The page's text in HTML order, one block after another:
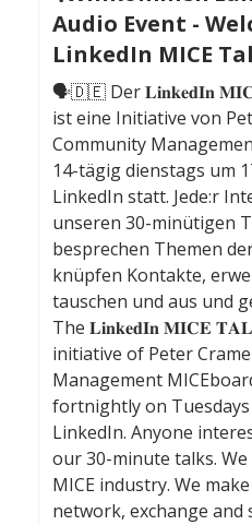
Audio Event -
LinkedIn MICE
🗣️🇩🇪 Der 𝐋𝐢𝐧𝐤𝐞𝐝𝐈𝐧
ist eine Initiative von
Community
14-tägig dienstags um
LinkedIn statt. Jede:r
unseren 30-minütigen
besprechen Themen
knüpfen Kontakte,
tauschen und aus
The 𝐋𝐢𝐧𝐤𝐞𝐝𝐈𝐧 𝐌𝐈𝐂𝐄
initiative of Peter
Management
fortnightly on Tuesdays
LinkedIn. Anyone
our 30-minute talks.
MICE industry. We
network, exchange and